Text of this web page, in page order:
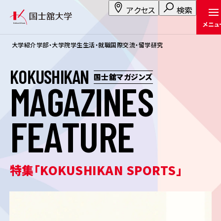
アクセス 検索
メニュ
大学紹介学部・大学院学生生活・就職国際交流・留学研究
KOKUSHIKAN 国士舘マガジンズ
MAGAZINES
FEATURE
特集「KOKUSHIKAN SPORTS」